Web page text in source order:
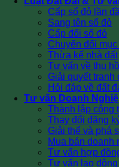
Cấp sổ đỏ lần
Sang tên sổ đỏ
Cấp đổi sổ đỏ
Chuyển đổi
Thừa kế nhà đất
Tư vấn về thu
Giải quyết tranh
Hỏi đáp về đất
Tư vấn Doanh
Thành lập công
Thay đổi đăng
Giải thể và phá
Mua bán doanh
Tư vấn hợp
Tư vấn lao động